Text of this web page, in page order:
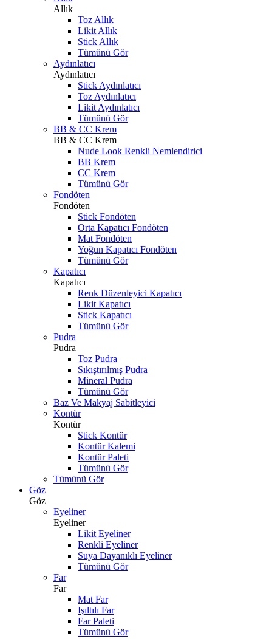
Allık
Toz Allık
Likit Allık
Stick Allık
Tümünü Gör
Aydınlatıcı
Aydınlatıcı
Stick Aydınlatıcı
Toz Aydınlatıcı
Likit Aydınlatıcı
Tümünü Gör
BB & CC Krem
BB & CC Krem
Nude Look Renkli Nemlendirici
BB Krem
CC Krem
Tümünü Gör
Fondöten
Fondöten
Stick Fondöten
Orta Kapatıcı Fondöten
Mat Fondöten
Yoğun Kapatıcı Fondöten
Tümünü Gör
Kapatıcı
Kapatıcı
Renk Düzenleyici Kapatıcı
Likit Kapatıcı
Stick Kapatıcı
Tümünü Gör
Pudra
Pudra
Toz Pudra
Sıkıştırılmış Pudra
Mineral Pudra
Tümünü Gör
Baz Ve Makyaj Sabitleyici
Kontür
Kontür
Stick Kontür
Kontür Kalemi
Kontür Paleti
Tümünü Gör
Tümünü Gör
Göz
Göz
Eyeliner
Eyeliner
Likit Eyeliner
Renkli Eyeliner
Suya Dayanıklı Eyeliner
Tümünü Gör
Far
Far
Mat Far
Işıltılı Far
Far Paleti
Tümünü Gör